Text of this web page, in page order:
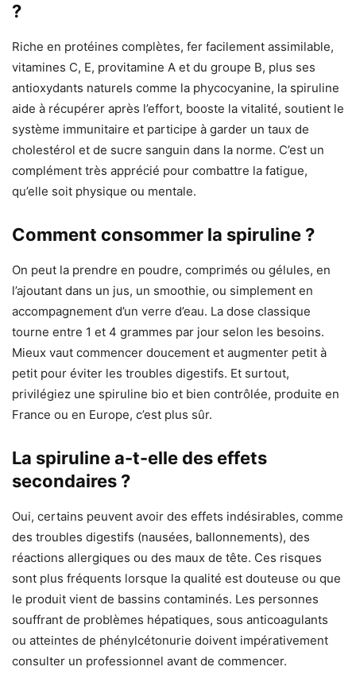
?
Riche en protéines complètes, fer facilement assimilable,
vitamines C, E, provitamine A et du groupe B, plus ses
antioxydants naturels comme la phycocyanine, la spiruline
aide à récupérer après l’effort, booste la vitalité, soutient le
système immunitaire et participe à garder un taux de
cholestérol et de sucre sanguin dans la norme. C’est un
complément très apprécié pour combattre la fatigue,
qu’elle soit physique ou mentale.
Comment consommer la spiruline ?
On peut la prendre en poudre, comprimés ou gélules, en
l’ajoutant dans un jus, un smoothie, ou simplement en
accompagnement d’un verre d’eau. La dose classique
tourne entre 1 et 4 grammes par jour selon les besoins.
Mieux vaut commencer doucement et augmenter petit à
petit pour éviter les troubles digestifs. Et surtout,
privilégiez une spiruline bio et bien contrôlée, produite en
France ou en Europe, c’est plus sûr.
La spiruline a-t-elle des effets
secondaires ?
Oui, certains peuvent avoir des effets indésirables, comme
des troubles digestifs (nausées, ballonnements), des
réactions allergiques ou des maux de tête. Ces risques
sont plus fréquents lorsque la qualité est douteuse ou que
le produit vient de bassins contaminés. Les personnes
souffrant de problèmes hépatiques, sous anticoagulants
ou atteintes de phénylcétonurie doivent impérativement
consulter un professionnel avant de commencer.